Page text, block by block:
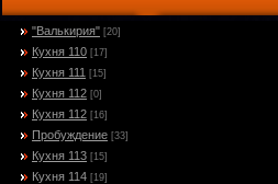
"Валькирия" [20]
Кухня 110 [17]
Кухня 111 [15]
Кухня 112 [0]
Кухня 112 [16]
Пробуждение [33]
Кухня 113 [15]
Кухня 114 [19]